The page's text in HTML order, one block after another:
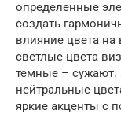
определенные
создать
влияние цвета на
светлые цвета
темные – сужают.
нейтральные
яркие акценты с